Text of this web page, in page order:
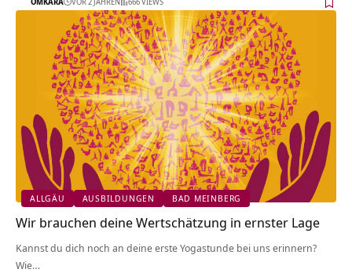
ALLGÄU AUSBILDUNGEN BAD MEINBERG
Wir brauchen deine Wertschätzung in ernster Lage
Kannst du dich noch an deine erste Yogastunde bei uns erinnern?
Wie…